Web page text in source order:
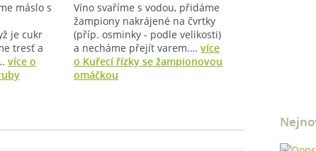
máslo s
je cukr
tresť a
více o
Víno svaříme s vodou, přidáme
žampiony nakrájené na čvrtky
(příp. osminky - podle velikosti)
a necháme přejít varem.…více
o Kuřecí řízky se žampionovou
omáčkou